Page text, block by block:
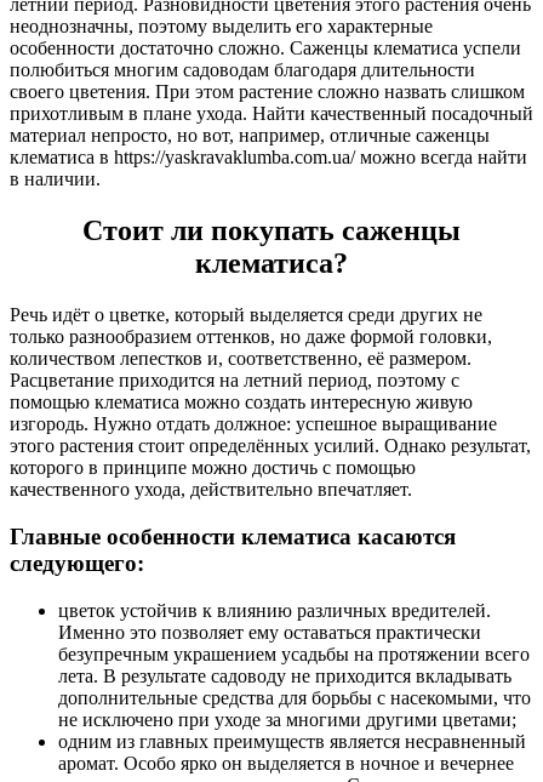
летний период. Разновидности цветения этого растения очень
неоднозначны, поэтому выделить его характерные
особенности достаточно сложно. Саженцы клематиса успели
полюбиться многим садоводам благодаря длительности
своего цветения. При этом растение сложно назвать слишком
прихотливым в плане ухода. Найти качественный посадочный
материал непросто, но вот, например, отличные саженцы
клематиса в https://yaskravaklumba.com.ua/ можно всегда найти
в наличии.
Стоит ли покупать саженцы
клематиса?
Речь идёт о цветке, который выделяется среди других не
только разнообразием оттенков, но даже формой головки,
количеством лепестков и, соответственно, её размером.
Расцветание приходится на летний период, поэтому с
помощью клематиса можно создать интересную живую
изгородь. Нужно отдать должное: успешное выращивание
этого растения стоит определённых усилий. Однако результат,
которого в принципе можно достичь с помощью
качественного ухода, действительно впечатляет.
Главные особенности клематиса касаются
следующего:
цветок устойчив к влиянию различных вредителей.
Именно это позволяет ему оставаться практически
безупречным украшением усадьбы на протяжении всего
лета. В результате садоводу не приходится вкладывать
дополнительные средства для борьбы с насекомыми, что
не исключено при уходе за многими другими цветами;
одним из главных преимуществ является несравненный
аромат. Особо ярко он выделяется в ночное и вечернее